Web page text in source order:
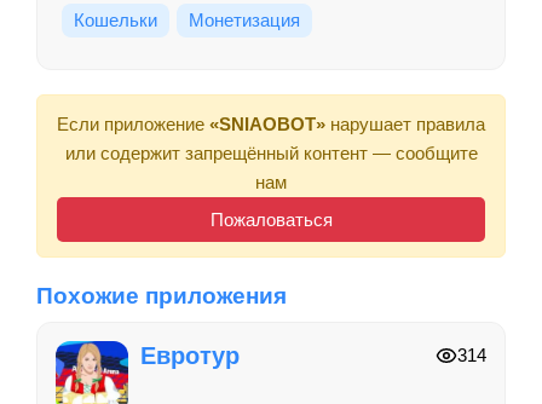
Кошельки Монетизация
Если приложение «SNIAOBOT» нарушает правила
или содержит запрещённый контент — сообщите
нам
Пожаловаться
Похожие приложения
Евротур 314